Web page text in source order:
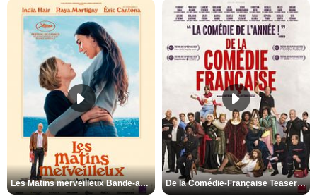
Les Matins merveilleux Bande-annonce VF De la Comédie-Française Teaser VF